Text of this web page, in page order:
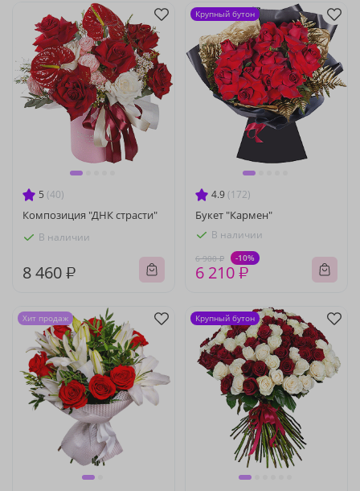
5 (40)
Композиция "ДНК страсти"
В наличии
8 460 ₽
4.9 (172)
Букет "Кармен"
В наличии
6 900 ₽ -10%
6 210 ₽
Крупный бутон
Хит продаж Крупный бутон